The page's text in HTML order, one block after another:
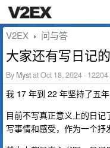
V2EX › 问与答
大家还有写日记
By Mystat Oct 18, 2024 ·
我 17 年到 22 年坚持了五
目前不写真正意义上的日
写事情和感受，作为一个抒